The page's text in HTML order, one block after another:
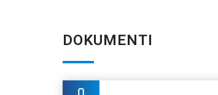
DOKUMENTI